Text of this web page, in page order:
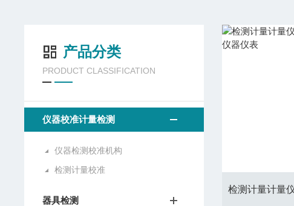
产品分类
PRODUCT CLASSIFICATION
仪器校准计量检测
仪器检测校准机构
检测计量校准
器具检测